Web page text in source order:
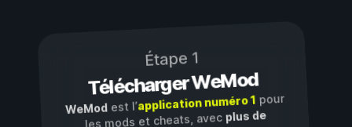
Étape 1
Télécharger WeMod
WeModest l’application numéro 1pour
les mods et cheats, avec plus de